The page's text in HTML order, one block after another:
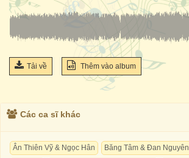
Tải về Thêm vào album
Các ca sĩ khác
Ân Thiên Vỹ & Ngọc Hân Băng Tâm & Đan Nguyên